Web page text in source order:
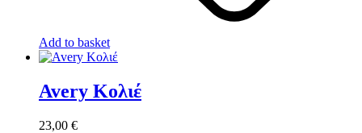
Add to basket
Avery Κολιέ
23,00 €